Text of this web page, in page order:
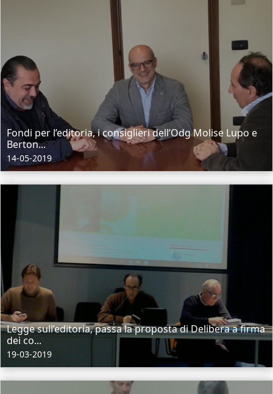
Fondi per l’editoria, i consiglieri dell’Odg Molise Lupo e
Berton...
14-05-2019
Legge sull’editoria, passa la proposta di Delibera a firma
dei co...
19-03-2019